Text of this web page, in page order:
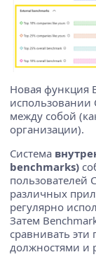
Новая функция
использовании
между собой
организации).
Система
benchmarks)
пользователей
различных
регулярно
Затем
сравнивать
должностями и